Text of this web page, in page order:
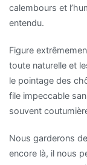
calembours et
entendu.
Figure
toute naturelle et
le pointage des
file impeccable
souvent
Nous garderons
encore là, il nous